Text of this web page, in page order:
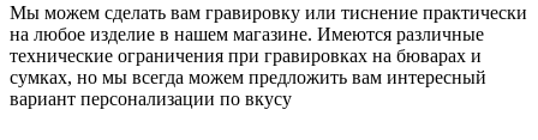
Мы можем сделать вам гравировку или тиснение практически
на любое изделие в нашем магазине. Имеются различные
технические ограничения при гравировках на бюварах и
сумках, но мы всегда можем предложить вам интересный
вариант персонализации по вкусу